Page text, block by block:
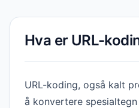
Hva er URL-
URL-koding, også kalt
å konvertere